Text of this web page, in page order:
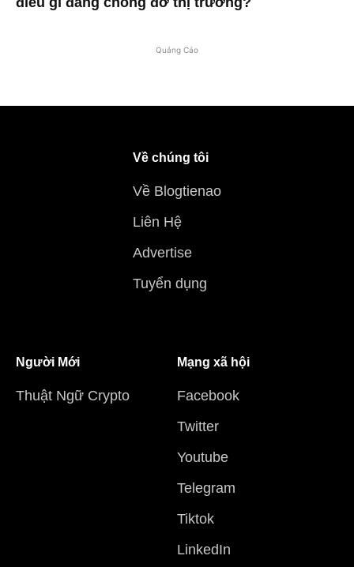
Quảng Cáo
Về chúng tôi
Về Blogtienao
Liên Hệ
Advertise
Tuyển dụng
Người Mới
Thuật Ngữ Crypto
Mạng xã hội
Facebook
Twitter
Youtube
Telegram
Tiktok
LinkedIn